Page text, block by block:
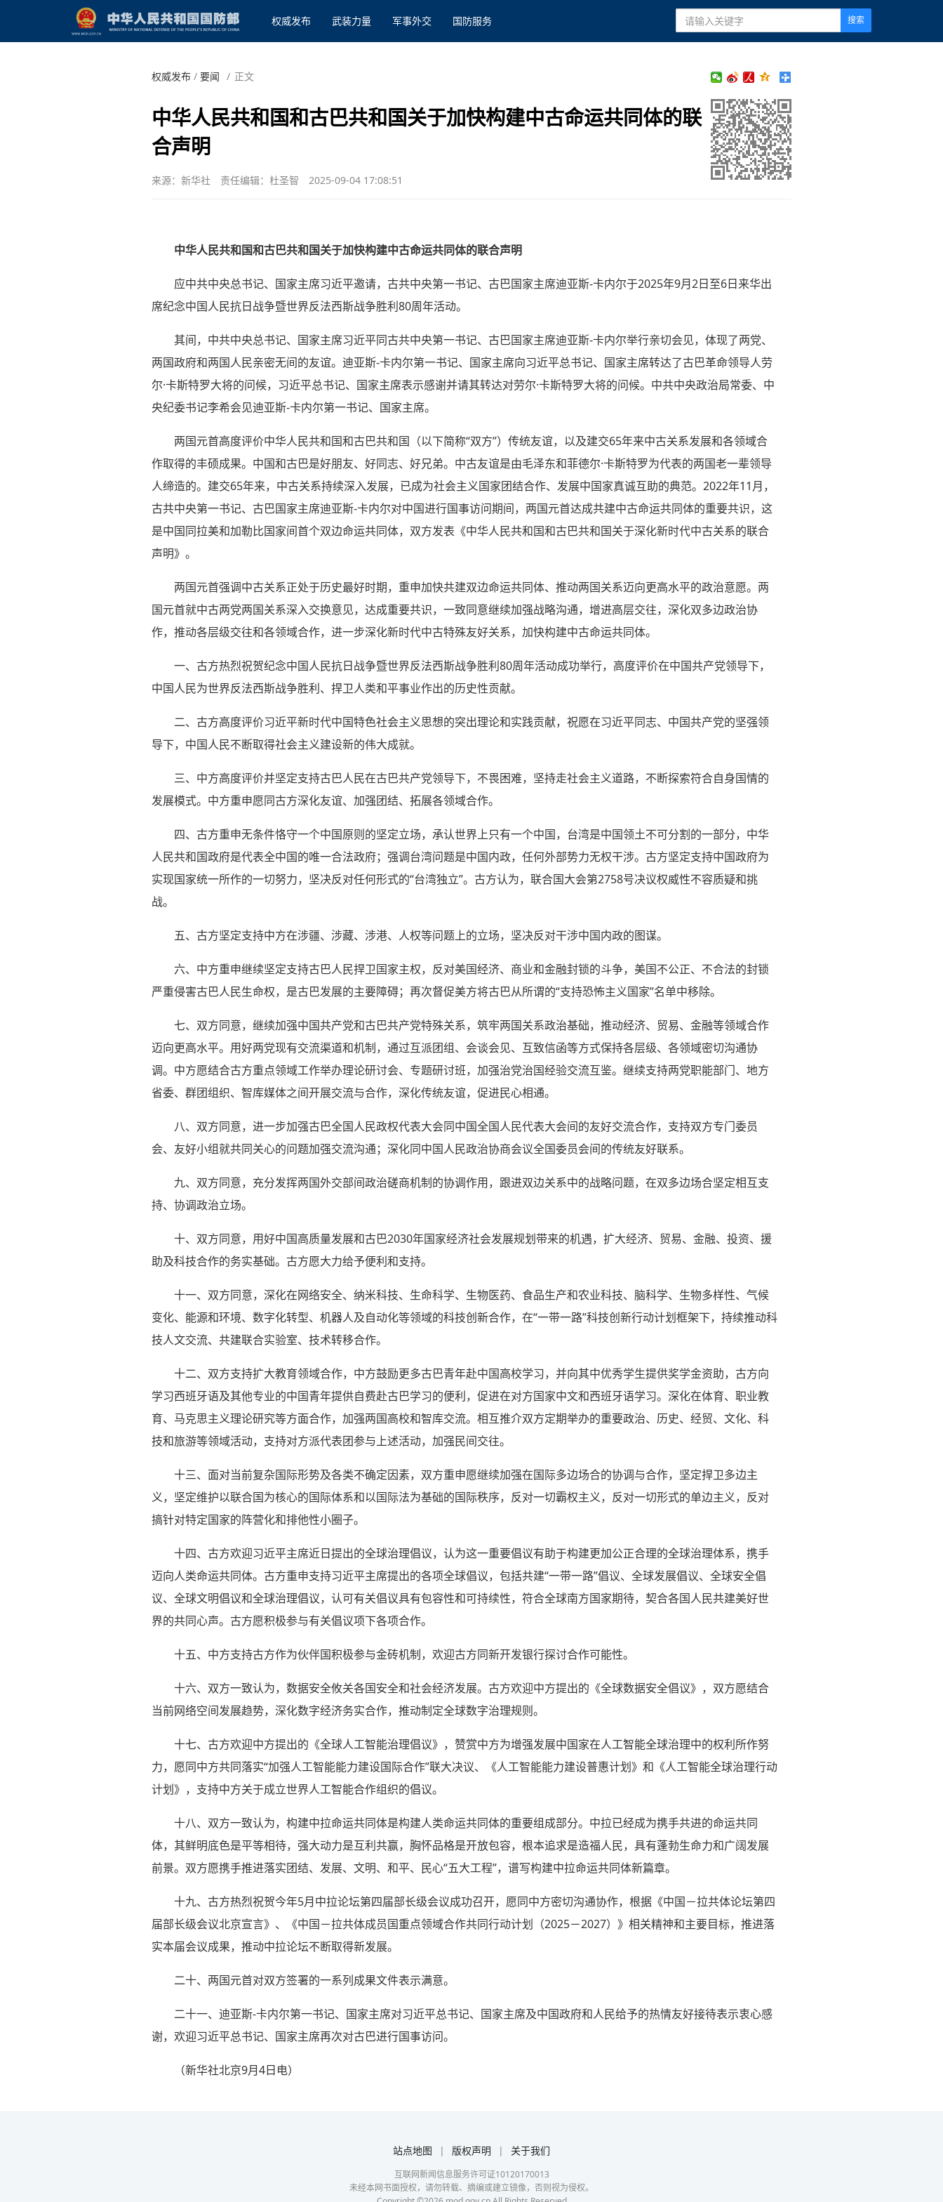
权威发布 武装力量 军事外交 国防服务 搜索
权威发布/ 要闻 / 正文
中华人民共和国和古巴共和国关于加快构建中古命运共同体的联
合声明
来源：新华社 责任编辑：杜圣智 2025-09-04 17:08:51
中华人民共和国和古巴共和国关于加快构建中古命运共同体的联合声明
应中共中央总书记、国家主席习近平邀请，古共中央第一书记、古巴国家主席迪亚斯-卡内尔于2025年9月2日至6日来华出
席纪念中国人民抗日战争暨世界反法西斯战争胜利80周年活动。
其间，中共中央总书记、国家主席习近平同古共中央第一书记、古巴国家主席迪亚斯-卡内尔举行亲切会见，体现了两党、
两国政府和两国人民亲密无间的友谊。迪亚斯-卡内尔第一书记、国家主席向习近平总书记、国家主席转达了古巴革命领导人劳
尔·卡斯特罗大将的问候，习近平总书记、国家主席表示感谢并请其转达对劳尔·卡斯特罗大将的问候。中共中央政治局常委、中
央纪委书记李希会见迪亚斯-卡内尔第一书记、国家主席。
两国元首高度评价中华人民共和国和古巴共和国（以下简称“双方”）传统友谊，以及建交65年来中古关系发展和各领域合
作取得的丰硕成果。中国和古巴是好朋友、好同志、好兄弟。中古友谊是由毛泽东和菲德尔·卡斯特罗为代表的两国老一辈领导
人缔造的。建交65年来，中古关系持续深入发展，已成为社会主义国家团结合作、发展中国家真诚互助的典范。2022年11月，
古共中央第一书记、古巴国家主席迪亚斯-卡内尔对中国进行国事访问期间，两国元首达成共建中古命运共同体的重要共识，这
是中国同拉美和加勒比国家间首个双边命运共同体，双方发表《中华人民共和国和古巴共和国关于深化新时代中古关系的联合
声明》。
两国元首强调中古关系正处于历史最好时期，重申加快共建双边命运共同体、推动两国关系迈向更高水平的政治意愿。两
国元首就中古两党两国关系深入交换意见，达成重要共识，一致同意继续加强战略沟通，增进高层交往，深化双多边政治协
作，推动各层级交往和各领域合作，进一步深化新时代中古特殊友好关系，加快构建中古命运共同体。
一、古方热烈祝贺纪念中国人民抗日战争暨世界反法西斯战争胜利80周年活动成功举行，高度评价在中国共产党领导下，
中国人民为世界反法西斯战争胜利、捍卫人类和平事业作出的历史性贡献。
二、古方高度评价习近平新时代中国特色社会主义思想的突出理论和实践贡献，祝愿在习近平同志、中国共产党的坚强领
导下，中国人民不断取得社会主义建设新的伟大成就。
三、中方高度评价并坚定支持古巴人民在古巴共产党领导下，不畏困难，坚持走社会主义道路，不断探索符合自身国情的
发展模式。中方重申愿同古方深化友谊、加强团结、拓展各领域合作。
四、古方重申无条件恪守一个中国原则的坚定立场，承认世界上只有一个中国，台湾是中国领土不可分割的一部分，中华
人民共和国政府是代表全中国的唯一合法政府；强调台湾问题是中国内政，任何外部势力无权干涉。古方坚定支持中国政府为
实现国家统一所作的一切努力，坚决反对任何形式的“台湾独立”。古方认为，联合国大会第2758号决议权威性不容质疑和挑
战。
五、古方坚定支持中方在涉疆、涉藏、涉港、人权等问题上的立场，坚决反对干涉中国内政的图谋。
六、中方重申继续坚定支持古巴人民捍卫国家主权，反对美国经济、商业和金融封锁的斗争，美国不公正、不合法的封锁
严重侵害古巴人民生命权，是古巴发展的主要障碍；再次督促美方将古巴从所谓的“支持恐怖主义国家”名单中移除。
七、双方同意，继续加强中国共产党和古巴共产党特殊关系，筑牢两国关系政治基础，推动经济、贸易、金融等领域合作
迈向更高水平。用好两党现有交流渠道和机制，通过互派团组、会谈会见、互致信函等方式保持各层级、各领域密切沟通协
调。中方愿结合古方重点领域工作举办理论研讨会、专题研讨班，加强治党治国经验交流互鉴。继续支持两党职能部门、地方
省委、群团组织、智库媒体之间开展交流与合作，深化传统友谊，促进民心相通。
八、双方同意，进一步加强古巴全国人民政权代表大会同中国全国人民代表大会间的友好交流合作，支持双方专门委员
会、友好小组就共同关心的问题加强交流沟通；深化同中国人民政治协商会议全国委员会间的传统友好联系。
九、双方同意，充分发挥两国外交部间政治磋商机制的协调作用，跟进双边关系中的战略问题，在双多边场合坚定相互支
持、协调政治立场。
十、双方同意，用好中国高质量发展和古巴2030年国家经济社会发展规划带来的机遇，扩大经济、贸易、金融、投资、援
助及科技合作的务实基础。古方愿大力给予便利和支持。
十一、双方同意，深化在网络安全、纳米科技、生命科学、生物医药、食品生产和农业科技、脑科学、生物多样性、气候
变化、能源和环境、数字化转型、机器人及自动化等领域的科技创新合作，在“一带一路”科技创新行动计划框架下，持续推动科
技人文交流、共建联合实验室、技术转移合作。
十二、双方支持扩大教育领域合作，中方鼓励更多古巴青年赴中国高校学习，并向其中优秀学生提供奖学金资助，古方向
学习西班牙语及其他专业的中国青年提供自费赴古巴学习的便利，促进在对方国家中文和西班牙语学习。深化在体育、职业教
育、马克思主义理论研究等方面合作，加强两国高校和智库交流。相互推介双方定期举办的重要政治、历史、经贸、文化、科
技和旅游等领域活动，支持对方派代表团参与上述活动，加强民间交往。
十三、面对当前复杂国际形势及各类不确定因素，双方重申愿继续加强在国际多边场合的协调与合作，坚定捍卫多边主
义，坚定维护以联合国为核心的国际体系和以国际法为基础的国际秩序，反对一切霸权主义，反对一切形式的单边主义，反对
搞针对特定国家的阵营化和排他性小圈子。
十四、古方欢迎习近平主席近日提出的全球治理倡议，认为这一重要倡议有助于构建更加公正合理的全球治理体系，携手
迈向人类命运共同体。古方重申支持习近平主席提出的各项全球倡议，包括共建“一带一路”倡议、全球发展倡议、全球安全倡
议、全球文明倡议和全球治理倡议，认可有关倡议具有包容性和可持续性，符合全球南方国家期待，契合各国人民共建美好世
界的共同心声。古方愿积极参与有关倡议项下各项合作。
十五、中方支持古方作为伙伴国积极参与金砖机制，欢迎古方同新开发银行探讨合作可能性。
十六、双方一致认为，数据安全攸关各国安全和社会经济发展。古方欢迎中方提出的《全球数据安全倡议》，双方愿结合
当前网络空间发展趋势，深化数字经济务实合作，推动制定全球数字治理规则。
十七、古方欢迎中方提出的《全球人工智能治理倡议》，赞赏中方为增强发展中国家在人工智能全球治理中的权利所作努
力，愿同中方共同落实“加强人工智能能力建设国际合作”联大决议、《人工智能能力建设普惠计划》和《人工智能全球治理行动
计划》，支持中方关于成立世界人工智能合作组织的倡议。
十八、双方一致认为，构建中拉命运共同体是构建人类命运共同体的重要组成部分。中拉已经成为携手共进的命运共同
体，其鲜明底色是平等相待，强大动力是互利共赢，胸怀品格是开放包容，根本追求是造福人民，具有蓬勃生命力和广阔发展
前景。双方愿携手推进落实团结、发展、文明、和平、民心“五大工程”，谱写构建中拉命运共同体新篇章。
十九、古方热烈祝贺今年5月中拉论坛第四届部长级会议成功召开，愿同中方密切沟通协作，根据《中国－拉共体论坛第四
届部长级会议北京宣言》、《中国－拉共体成员国重点领域合作共同行动计划（2025－2027）》相关精神和主要目标，推进落
实本届会议成果，推动中拉论坛不断取得新发展。
二十、两国元首对双方签署的一系列成果文件表示满意。
二十一、迪亚斯-卡内尔第一书记、国家主席对习近平总书记、国家主席及中国政府和人民给予的热情友好接待表示衷心感
谢，欢迎习近平总书记、国家主席再次对古巴进行国事访问。
（新华社北京9月4日电）
站点地图 | 版权声明 | 关于我们
互联网新闻信息服务许可证10120170013
未经本网书面授权，请勿转载、摘编或建立镜像，否则视为侵权。